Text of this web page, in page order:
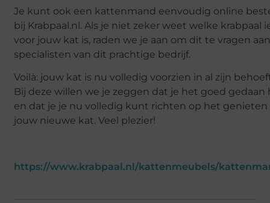
Je kunt ook een kattenmand eenvoudig online
bij Krabpaal.nl. Als je niet zeker weet welke krabpaal
voor jouw kat is, raden we je aan om dit te vragen
specialisten van dit prachtige bedrijf.
Voilà: jouw kat is nu volledig voorzien in al zijn
Bij deze willen we je zeggen dat je het goed gedaan
en dat je je nu volledig kunt richten op het genieten
jouw nieuwe kat. Veel plezier!
https://www.krabpaal.nl/kattenmeubels/